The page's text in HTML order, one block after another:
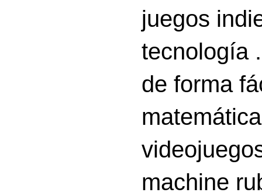
juegos
tecnología
de forma
machine